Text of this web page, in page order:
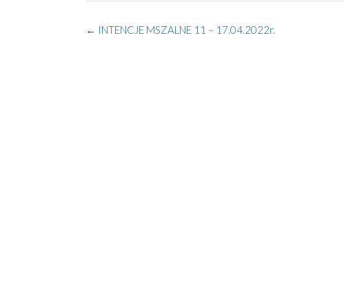
Post
← INTENCJE MSZALNE 11 – 17.04.2022r.